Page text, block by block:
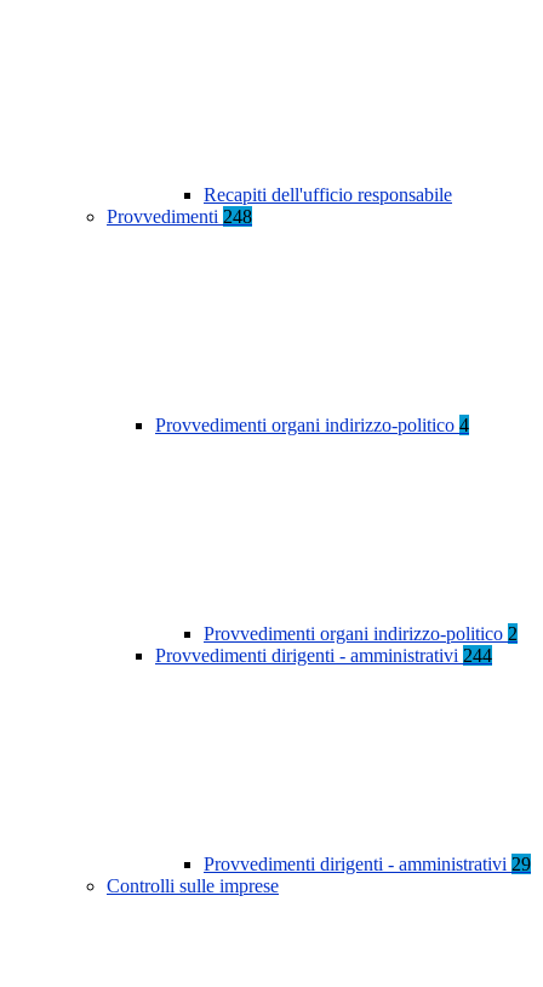
Recapiti dell'ufficio responsabile
Provvedimenti 248
Provvedimenti organi indirizzo-politico 4
Provvedimenti organi indirizzo-politico 2
Provvedimenti dirigenti - amministrativi 244
Provvedimenti dirigenti - amministrativi 29
Controlli sulle imprese